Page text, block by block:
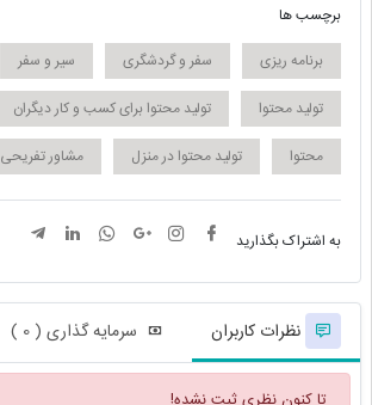
برچسب ها
برنامه ریزی
سفر و گردشگری سیر و سفر
تولید محتوا
تولید محتوا برای کسب و کار دیگران
محتوا
تولید محتوا در منزل مشاور تفریحی
به اشتراک بگذارید
نظرات کاربران سرمایه گذاری ( 0 )